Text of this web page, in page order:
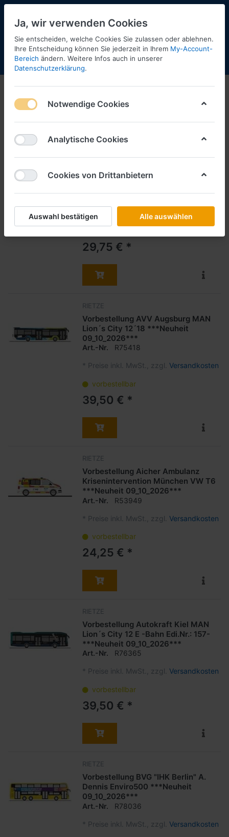
Menü Anmelden Shopaktualisierung
Shopaktualisierung
Erfurt WAS Design-RTW ´18
Art.-Nr. R76081
* Preise inkl. MwSt., zzgl. Versandkosten
29,75 € *
RIETZE
Vorbestellung AVV Augsburg MAN
Lion´s City 12´18 ***Neuheit
09_10_2026***
Art.-Nr. R75418
* Preise inkl. MwSt., zzgl. Versandkosten
vorbestellbar
39,50 € *
RIETZE
Vorbestellung Aicher Ambulanz
Krisenintervention München VW T6
***Neuheit 09_10_2026***
Art.-Nr. R53949
* Preise inkl. MwSt., zzgl. Versandkosten
vorbestellbar
24,25 € *
RIETZE
Vorbestellung Autokraft Kiel MAN
Lion´s City 12 E -Bahn Edi.Nr.: 157-
***Neuheit 09_10_2026***
Art.-Nr. R76365
* Preise inkl. MwSt., zzgl. Versandkosten
vorbestellbar
39,50 € *
RIETZE
Vorbestellung BVG "IHK Berlin" A.
Dennis Enviro500 ***Neuheit
09_10_2026***
Art.-Nr. R78036
* Preise inkl. MwSt., zzgl. Versandkosten
Ja, wir verwenden Cookies
Sie entscheiden, welche Cookies Sie zulassen oder ablehnen.
Ihre Entscheidung können Sie jederzeit in Ihrem My-Account-
Bereich ändern. Weitere Infos auch in unserer
Datenschutzerklärung.
Notwendige Cookies
Analytische Cookies
Cookies von Drittanbietern
Auswahl bestätigen Alle auswählen